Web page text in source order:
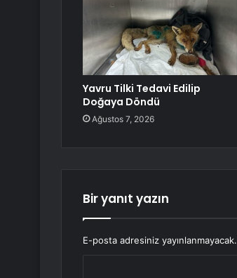
Yavru Tilki Tedavi Edilip
Doğaya Döndü
Ağustos 7, 2026
Bir yanıt yazın
E-posta adresiniz yayınlanmayacak.